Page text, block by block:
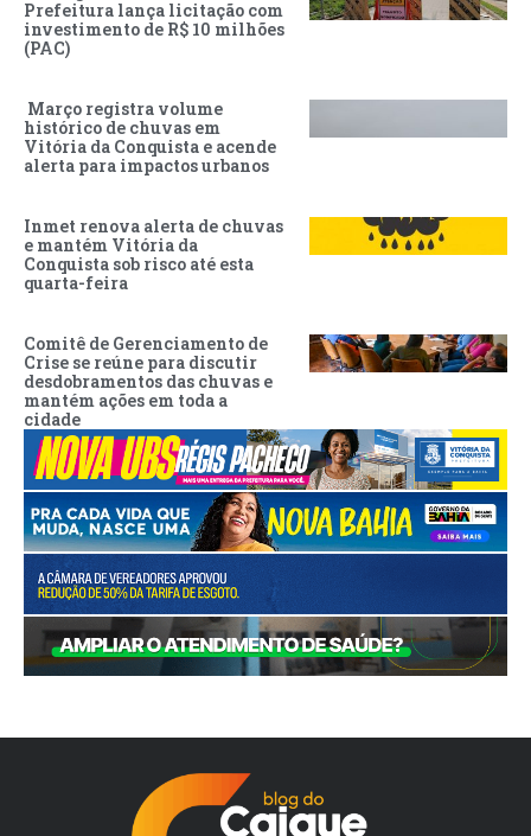
Prefeitura lança licitação com
investimento de R$ 10 milhões
(PAC)
Março registra volume
histórico de chuvas em
Vitória da Conquista e acende
alerta para impactos urbanos
Inmet renova alerta de chuvas
e mantém Vitória da
Conquista sob risco até esta
quarta-feira
Comitê de Gerenciamento de
Crise se reúne para discutir
desdobramentos das chuvas e
mantém ações em toda a
cidade